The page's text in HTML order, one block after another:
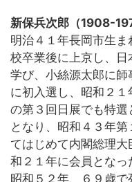
新保兵次郎（1908-
明治４１年長岡市生
校卒業後に上京し、
学び、小絲源太郎に
に初入選し、昭和２
の第３回日展でも特
となり、昭和４３年
てはじめて内閣総理
和２１年に会員となっ
昭和５２年、６９歳で